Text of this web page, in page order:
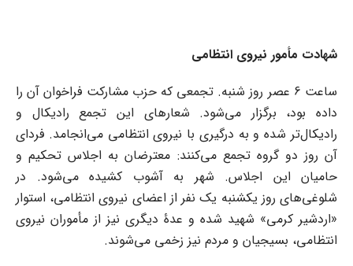
شهادت مأمور نیروی انتظامی
ساعت 6 عصر روز شنبه. تجمعی که حزب مشارکت فراخوان آن را
داده بود، برگزار می‌شود. شعارهای این تجمع رادیکال و
رادیکال‌تر شده و به درگیری با نیروی انتظامی می‌انجامد. فردای
آن روز دو گروه تجمع می‌کنند: معترضان به اجلاس تحکیم و
حامیان این اجلاس. شهر به آشوب کشیده می‌شود. در
شلوغی‌های روز یکشنبه یک نفر از اعضای نیروی انتظامی، استوار
«اردشیر کرمی» شهید شده و عدۀ دیگری نیز از مأموران نیروی
انتظامی، بسیجیان و مردم نیز زخمی می‌شوند.